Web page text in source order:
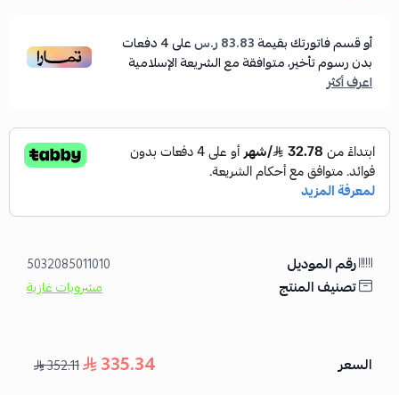
أو قسم فاتورتك بقيمة83.83 ر.س على4دفعات
بدون رسوم تأخير، متوافقة مع الشريعة الإسلامية
اعرف أكثر
رقم الموديل 5032085011010
تصنيف المنتج مشروبات غازية
السعر 335.34
352.11